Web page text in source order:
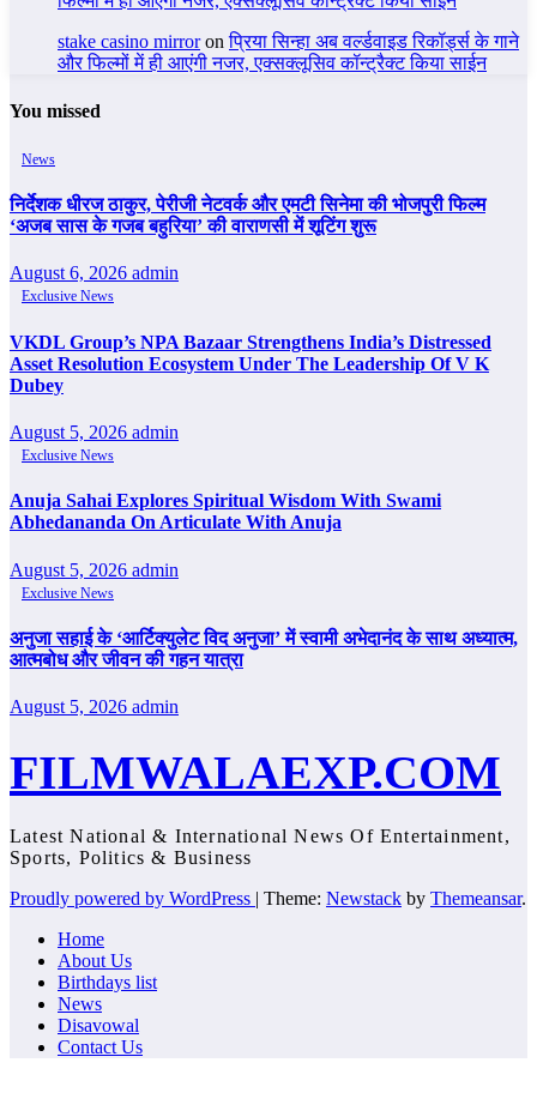
stake casino mirroronप्रिया सिन्हा अब वर्ल्डवाइड रिकॉर्ड्स के गाने
और फिल्मों में ही आएंगी नजर, एक्सक्लूसिव कॉन्ट्रैक्ट किया साईन
You missed
News
निर्देशक धीरज ठाकुर, पेरीजी नेटवर्क और एमटी सिनेमा की भोजपुरी फिल्म
‘अजब सास के गजब बहुरिया’ की वाराणसी में शूटिंग शुरू
August 6, 2026 admin
Exclusive News
VKDL Group’s NPA Bazaar Strengthens India’s Distressed
Asset Resolution Ecosystem Under The Leadership Of V K
Dubey
August 5, 2026 admin
Exclusive News
Anuja Sahai Explores Spiritual Wisdom With Swami
Abhedananda On Articulate With Anuja
August 5, 2026 admin
Exclusive News
अनुजा सहाई के ‘आर्टिक्युलेट विद अनुजा’ में स्वामी अभेदानंद के साथ अध्यात्म,
आत्मबोध और जीवन की गहन यात्रा
August 5, 2026 admin
FILMWALAEXP.COM
Latest National & International News Of Entertainment,
Sports, Politics & Business
Proudly powered by WordPress | Theme: Newstack by Themeansar.
Home
About Us
Birthdays list
News
Disavowal
Contact Us